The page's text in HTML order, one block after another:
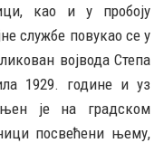
као и у пробоју
службе повукао се у
војвода Степа
1929. године и уз
је на градском
посвећени њему,